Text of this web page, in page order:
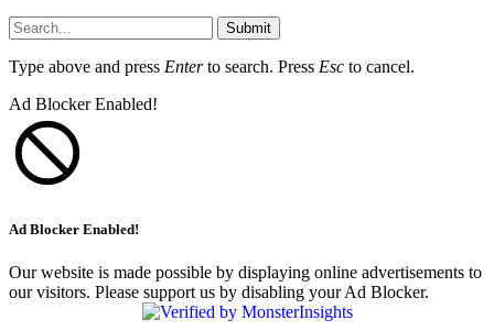
Submit
Type above and press Enterto search. Press Esc to cancel.
Ad Blocker Enabled!
Ad Blocker Enabled!
Our website is made possible by displaying online advertisements to
our visitors. Please support us by disabling your Ad Blocker.